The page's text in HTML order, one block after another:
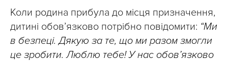
Коли родина прибула до місця призначення,
дитині обов’язково потрібно повідомити: “Ми
в безпеці. Дякую за те, що ми разом змогли
це зробити. Люблю тебе! У нас обов’язково